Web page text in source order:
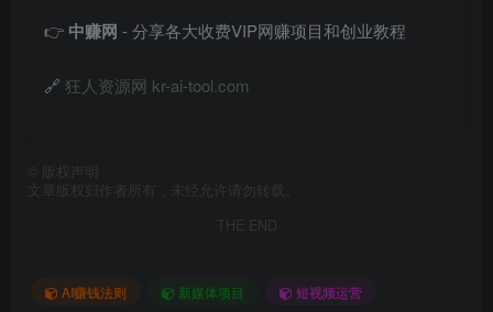
👉 中赚网 - 分享各大收费VIP网赚项目和创业教程
🔗 狂人资源网 kr-ai-tool.com
版权声明
文章版权归作者所有，未经允许请勿转载。
THE END
AI赚钱法则 新媒体项目
短视频运营